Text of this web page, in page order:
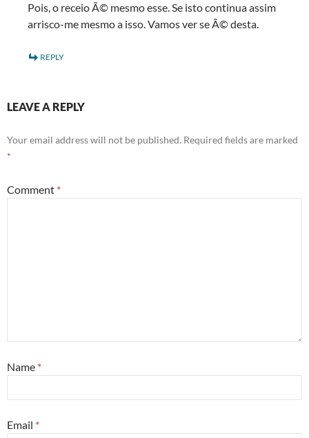
Pois, o receio Ã© mesmo esse. Se isto continua assim
arrisco-me mesmo a isso. Vamos ver se Ã© desta.
REPLY
LEAVE A REPLY
Your email address will not be published. Required fields are marked
*
Comment *
Name *
Email *